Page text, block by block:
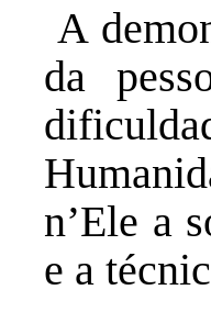
A
da
n’Ele a
e a